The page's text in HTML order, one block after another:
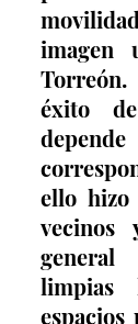
imagen
éxito
ello
vecinos
limpias
espacios